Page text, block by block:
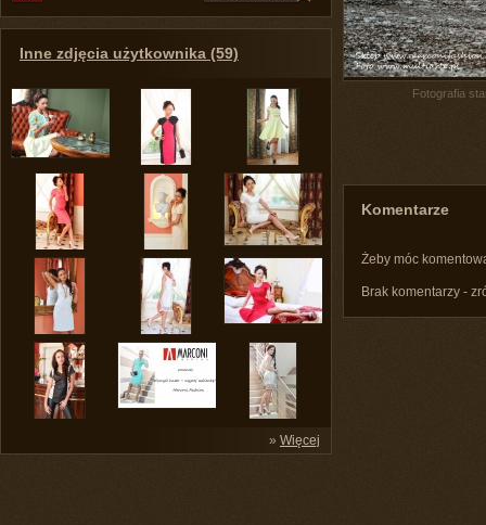
Inne zdjęcia użytkownika (59)
» Więcej
Fotografia
Komentarze
Żeby móc
Brak komentarzy -